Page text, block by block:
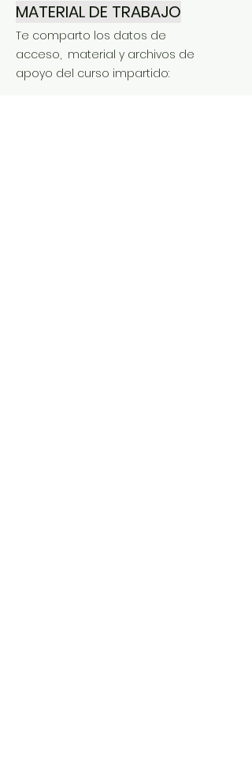
MATERIAL DE TRABAJO
Te comparto los datos de
acceso, material y archivos de
apoyo del curso impartido: